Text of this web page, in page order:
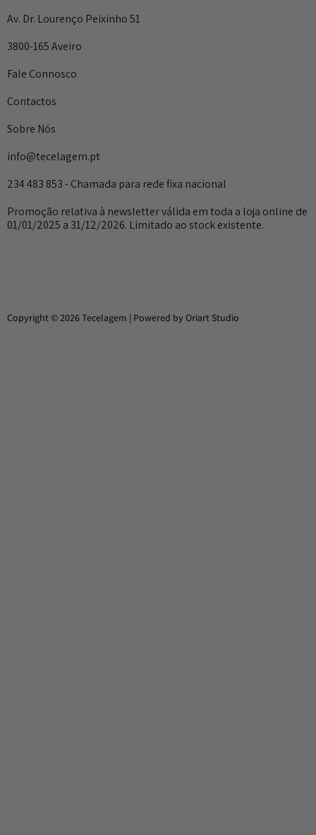
Av. Dr. Lourenço Peixinho 51
3800-165 Aveiro
Fale Connosco
Contactos
Sobre Nós
info@tecelagem.pt
234 483 853 - Chamada para rede fixa nacional
Promoção relativa à newsletter válida em toda a loja online de
01/01/2025 a 31/12/2026. Limitado ao stock existente.
Copyright © 2026 Tecelagem | Powered by Oriart Studio